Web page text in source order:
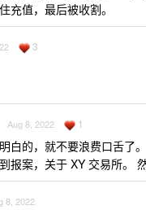
充值，最后被收割。
3
Aug 8, 2022 1
白的，就不要浪费口舌了
报案，关于 XY 交易所。
8, 2022